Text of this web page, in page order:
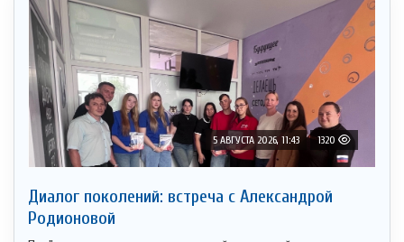
5 АВГУСТА 2026, 11:43 1320
Диалог поколений: встреча с Александрой
Родионовой